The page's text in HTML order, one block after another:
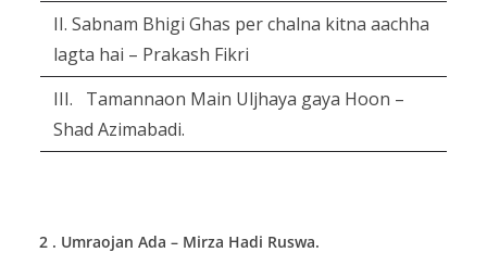
II. Sabnam Bhigi Ghas per chalna kitna aachha
lagta hai – Prakash Fikri
III. Tamannaon Main Uljhaya gaya Hoon –
Shad Azimabadi.
2 . Umraojan Ada – Mirza Hadi Ruswa.